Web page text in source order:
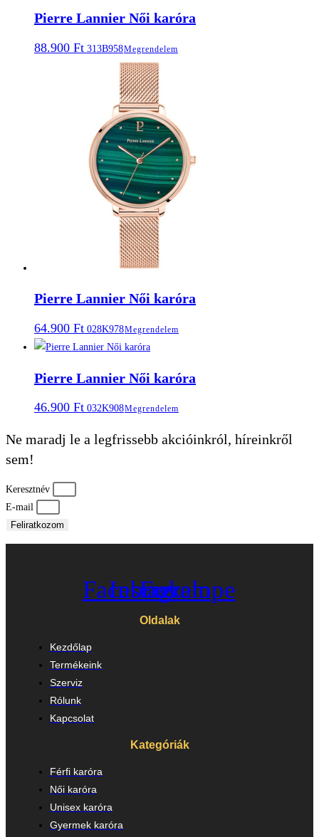
Pierre Lannier Női karóra
88.900 Ft 313B958Megrendelem
Pierre Lannier Női karóra
64.900 Ft 028K978Megrendelem
Pierre Lannier Női karóra
46.900 Ft 032K908Megrendelem
Ne maradj le a legfrissebb akcióinkról, híreinkről
sem!
Keresztnév
E-mail
Feliratkozom
Facebook
Instagram
Envelope
Oldalak
Kezdőlap
Termékeink
Szerviz
Rólunk
Kapcsolat
Kategóriák
Férfi karóra
Női karóra
Unisex karóra
Gyermek karóra